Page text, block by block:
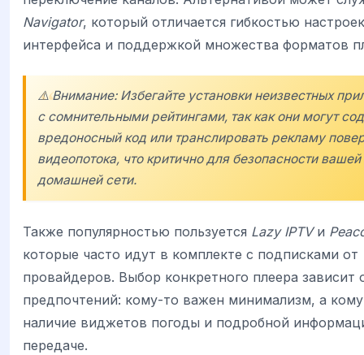
Navigator, который отличается гибкостью настроек
интерфейса и поддержкой множества форматов
⚠️ Внимание: Избегайте установки неизвестных
с сомнительными рейтингами, так как они могут
вредоносный код или транслировать рекламу
видеопотока, что критично для безопасности вашей
домашней сети.
Также популярностью пользуется Lazy IPTVи
которые часто идут в комплекте с подписками от
провайдеров. Выбор конкретного плеера зависит
предпочтений: кому-то важен минимализм, а
наличие виджетов погоды и подробной
передаче.